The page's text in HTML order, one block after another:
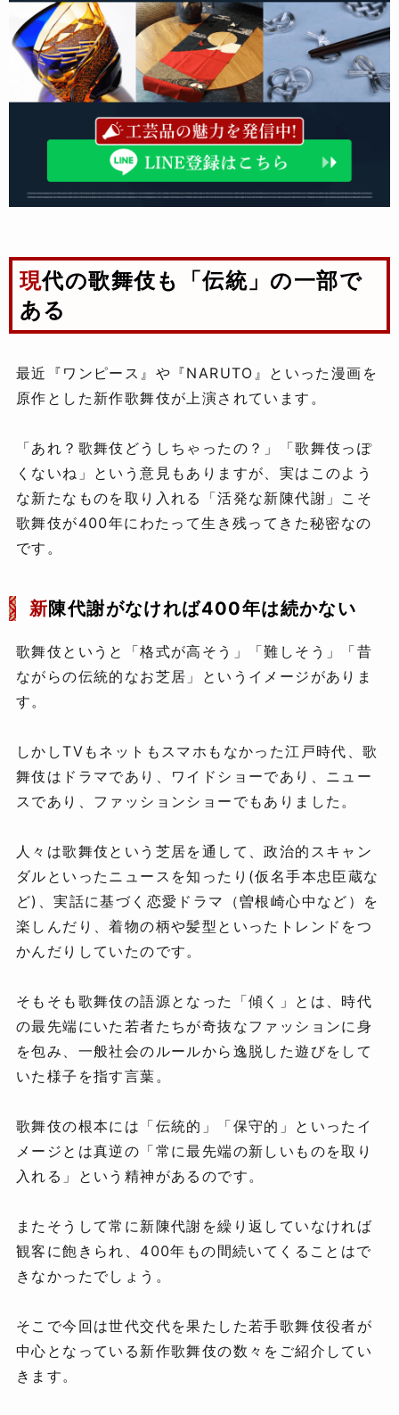
現代の歌舞伎も「伝統」の一部で
ある
最近『ワンピース』や『NARUTO』といった漫画を
原作とした新作歌舞伎が上演されています。
「あれ？歌舞伎どうしちゃったの？」「歌舞伎っぽ
くないね」という意見もありますが、実はこのよう
な新たなものを取り入れる「活発な新陳代謝」こそ
歌舞伎が400年にわたって生き残ってきた秘密なの
です。
新陳代謝がなければ400年は続かない
歌舞伎というと「格式が高そう」「難しそう」「昔
ながらの伝統的なお芝居」というイメージがありま
す。
しかしTVもネットもスマホもなかった江戸時代、歌
舞伎はドラマであり、ワイドショーであり、ニュー
スであり、ファッションショーでもありました。
人々は歌舞伎という芝居を通して、政治的スキャン
ダルといったニュースを知ったり(仮名手本忠臣蔵な
ど)、実話に基づく恋愛ドラマ（曽根崎心中など）を
楽しんだり、着物の柄や髪型といったトレンドをつ
かんだりしていたのです。
そもそも歌舞伎の語源となった「傾く」とは、時代
の最先端にいた若者たちが奇抜なファッションに身
を包み、一般社会のルールから逸脱した遊びをして
いた様子を指す言葉。
歌舞伎の根本には「伝統的」「保守的」といったイ
メージとは真逆の「常に最先端の新しいものを取り
入れる」という精神があるのです。
またそうして常に新陳代謝を繰り返していなければ
観客に飽きられ、400年もの間続いてくることはで
きなかったでしょう。
そこで今回は世代交代を果たした若手歌舞伎役者が
中心となっている新作歌舞伎の数々をご紹介してい
きます。